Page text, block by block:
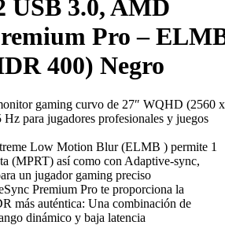
USB 3.0, AMD
Pro –
400) Negro
gaming curvo de 27″ WQHD (2560 x
para jugadores profesionales y juegos
Low Motion Blur (ELMB ) permite 1
(MPRT) así como con Adaptive-sync,
un jugador gaming preciso
Premium Pro te proporciona la
más auténtica: Una combinación de
dinámico y baja latencia